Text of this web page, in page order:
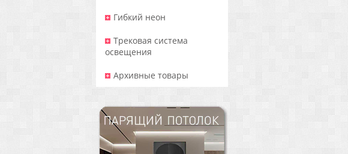
Гибкий неон
Трековая система
освещения
Архивные товары